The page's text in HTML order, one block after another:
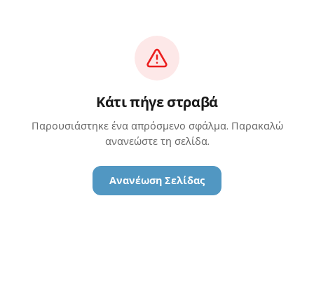
Κάτι πήγε στραβά
Παρουσιάστηκε ένα απρόσμενο σφάλμα. Παρακαλώ
ανανεώστε τη σελίδα.
Ανανέωση Σελίδας